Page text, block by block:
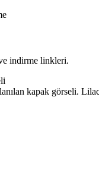
indirme linkleri.
kapak görseli.